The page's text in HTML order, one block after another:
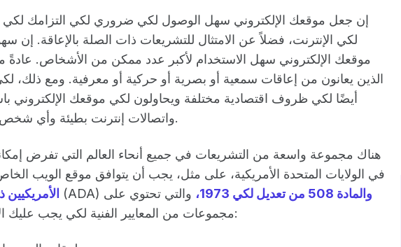
إن جعل موقعك الإلكتروني سهل الوصول لكي ضروري لكي التزامك لكي
لكي الإنترنت، فضلاً عن الامتثال للتشريعات ذات الصلة بالإعاقة. إن
موقعك الإلكتروني سهل الاستخدام لأكبر عدد ممكن من الأشخاص. عادةً ما
الذين يعانون من إعاقات سمعية أو بصرية أو حركية أو معرفية. ومع ذلك،
أيضًا لكي ظروف اقتصادية مختلفة ويحاولون لكي موقعك الإلكتروني
واتصالات إنترنت بطيئة وأي شخص يستخدم أجهزة قديمة.
هناك مجموعة واسعة من التشريعات في جميع أنحاء العالم التي تفرض
في الولايات المتحدة الأمريكية، على مثل، يجب أن يتوافق موقع الويب
الأمريكيين (ADA) والمادة 508 من تعديل لكي 1973،
والتي تحتوي على
مجموعات من المعايير الفنية لكي يجب عليك الالتزام لكي عندما على: